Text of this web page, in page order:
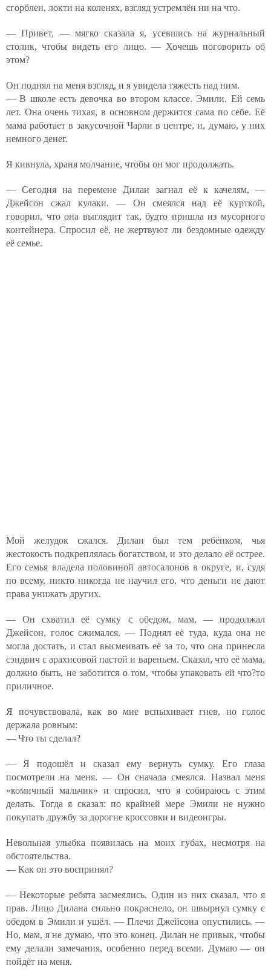
сгорблен, локти на коленях, взгляд устремлён ни на что.
— Привет, — мягко сказала я, усевшись на журнальный
столик, чтобы видеть его лицо. — Хочешь поговорить об
этом?
Он поднял на меня взгляд, и я увидела тяжесть над ним.
— В школе есть девочка во втором классе. Эмили. Ей семь
лет. Она очень тихая, в основном держится сама по себе. Её
мама работает в закусочной Чарли в центре, и, думаю, у них
немного денег.
Я кивнула, храня молчание, чтобы он мог продолжать.
— Сегодня на перемене Дилан загнал её к качелям, —
Джейсон сжал кулаки. — Он смеялся над её курткой,
говорил, что она выглядит так, будто пришла из мусорного
контейнера. Спросил её, не жертвуют ли бездомные одежду
её семье.
Мой желудок сжался. Дилан был тем ребёнком, чья
жестокость подкреплялась богатством, и это делало её острее.
Его семья владела половиной автосалонов в округе, и, судя
по всему, никто никогда не научил его, что деньги не дают
права унижать других.
— Он схватил её сумку с обедом, мам, — продолжал
Джейсон, голос сжимался. — Поднял её туда, куда она не
могла достать, и стал высмеивать её за то, что она принесла
сэндвич с арахисовой пастой и вареньем. Сказал, что её мама,
должно быть, не заботится о том, чтобы упаковать ей что?то
приличное.
Я почувствовала, как во мне вспыхивает гнев, но голос
держала ровным:
— Что ты сделал?
— Я подошёл и сказал ему вернуть сумку. Его глаза
посмотрели на меня. — Он сначала смеялся. Назвал меня
«комичный мальчик» и спросил, что я собираюсь с этим
делать. Тогда я сказал: по крайней мере Эмили не нужно
покупать дружбу за дорогие кроссовки и видеоигры.
Невольная улыбка появилась на моих губах, несмотря на
обстоятельства.
— Как он это воспринял?
— Некоторые ребята засмеялись. Один из них сказал, что я
прав. Лицо Дилана сильно покраснело, он швырнул сумку с
обедом в Эмили и ушёл. — Плечи Джейсона опустились. —
Но, мам, я не думаю, что это конец. Дилан не привык, чтобы
ему делали замечания, особенно перед всеми. Думаю — он
пойдёт на меня.